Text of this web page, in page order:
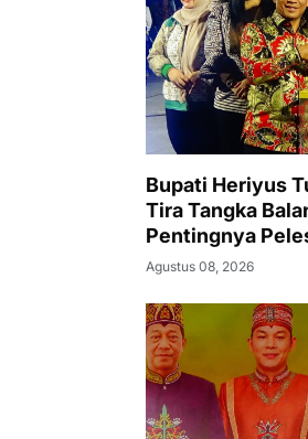
Bupati Heriyus
Tira Tangka
Pentingnya
Agustus 08, 2026